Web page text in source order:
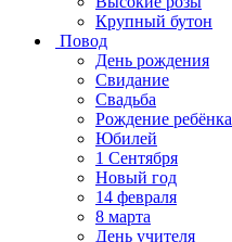
Крупный бутон
Повод
День рождения
Свидание
Свадьба
Рождение ребёнка
Юбилей
1 Сентября
Новый год
14 февраля
8 марта
День учителя